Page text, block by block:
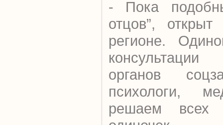
- Пока
отцов”,
регионе.
органов
психологи,
решаем всех